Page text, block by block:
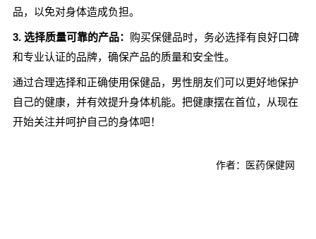
品，以免对身体造成负担。
3. 选择质量可靠的产品： 购买保健品时，务必选择有良好口碑
和专业认证的品牌，确保产品的质量和安全性。
通过合理选择和正确使用保健品，男性朋友们可以更好地保护
自己的健康，并有效提升身体机能。把健康摆在首位，从现在
开始关注并呵护自己的身体吧！
作者：医药保健网